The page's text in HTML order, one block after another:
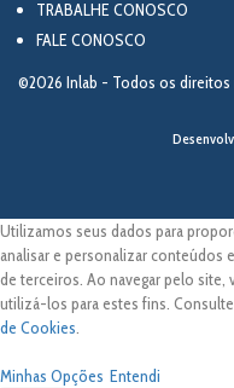
TRABALHE CONOSCO
FALE CONOSCO
©2026 Inlab - Todos os direitos
Utilizamos seus dados para
analisar e personalizar conteúdos
de terceiros. Ao navegar pelo site,
utilizá-los para estes fins.
de Cookies
Minhas Opções Entendi